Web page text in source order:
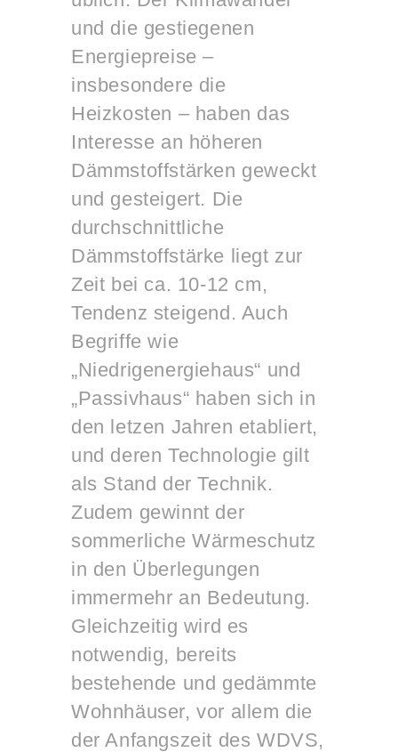
und die gestiegenen
Energiepreise –
insbesondere die
Heizkosten – haben das
Interesse an höheren
Dämmstoffstärken geweckt
und gesteigert. Die
durchschnittliche
Dämmstoffstärke liegt zur
Zeit bei ca. 10-12 cm,
Tendenz steigend. Auch
Begriffe wie
„Niedrigenergiehaus“ und
„Passivhaus“ haben sich in
den letzen Jahren etabliert,
und deren Technologie gilt
als Stand der Technik.
Zudem gewinnt der
sommerliche Wärmeschutz
in den Überlegungen
immermehr an Bedeutung.
Gleichzeitig wird es
notwendig, bereits
bestehende und gedämmte
Wohnhäuser, vor allem die
der Anfangszeit des WDVS,